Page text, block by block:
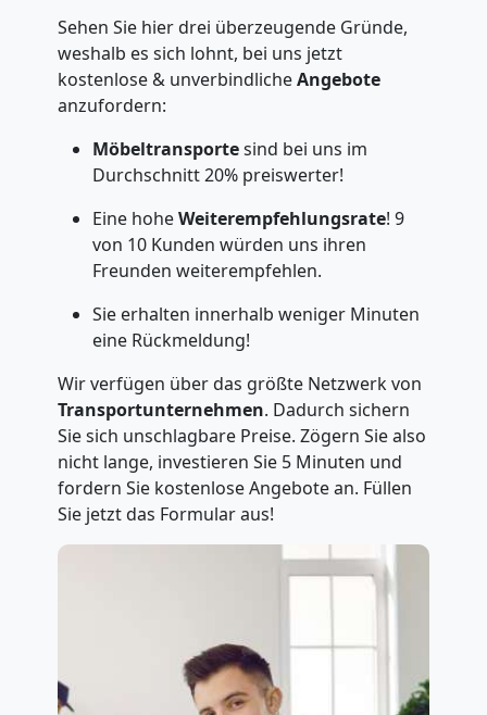
Sehen Sie hier drei überzeugende Gründe,
weshalb es sich lohnt, bei uns jetzt
kostenlose & unverbindlicheAngebote
anzufordern:
Möbeltransportesind bei uns im
Durchschnitt 20% preiswerter!
Eine hoheWeiterempfehlungsrate! 9
von 10 Kunden würden uns ihren
Freunden weiterempfehlen.
Sie erhalten innerhalb weniger Minuten
eine Rückmeldung!
Wir verfügen über das größte Netzwerk von
Transportunternehmen. Dadurch sichern
Sie sich unschlagbare Preise. Zögern Sie also
nicht lange, investieren Sie 5 Minuten und
fordern Sie kostenlose Angebote an. Füllen
Sie jetzt das Formular aus!